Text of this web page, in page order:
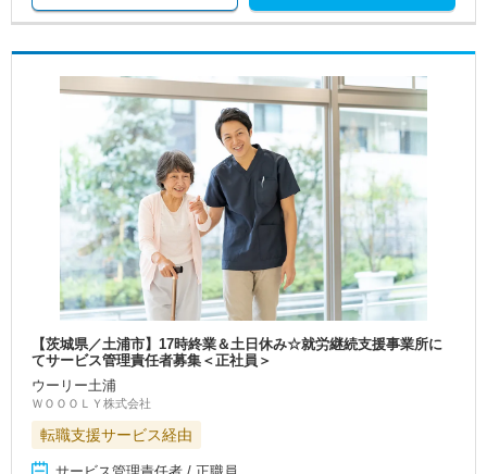
【茨城県／土浦市】17時終業＆土日休み☆就労継続支援事業所に
てサービス管理責任者募集＜正社員＞
ウーリー土浦
ＷＯＯＯＬＹ株式会社
転職支援サービス経由